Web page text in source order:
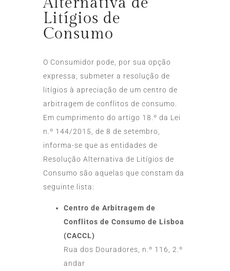
Litígios de
Consumo
O Consumidor pode, por sua opção
expressa, submeter a resolução de
litígios à apreciação de um centro de
arbitragem de conflitos de consumo.
Em cumprimento do artigo 18.º da Lei
n.º 144/2015, de 8 de setembro,
informa-se que as entidades de
Resolução Alternativa de Litígios de
Consumo são aquelas que constam da
seguinte lista:
Centro de Arbitragem de
Conflitos de Consumo de Lisboa
(CACCL)
Rua dos Douradores, n.º 116, 2.º
andar